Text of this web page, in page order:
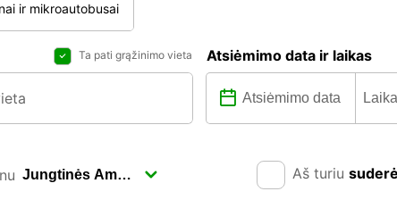
ir mikroautobusai
Ta pati grąžinimo vieta Atsiėmimo data ir laikas
Aš turiu